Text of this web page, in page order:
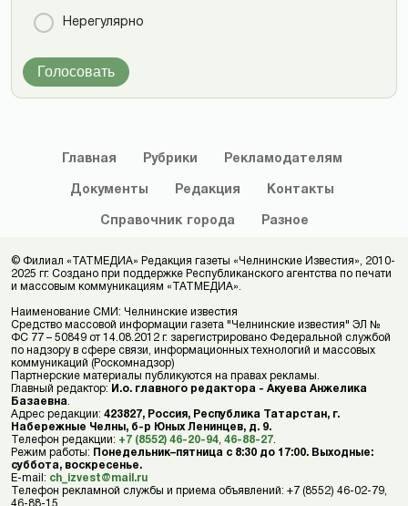
Нерегулярно
Голосовать
Главная Рубрики Рекламодателям
Документы Редакция Контакты
Справочник города Разное
© Филиал «ТАТМЕДИА» Редакция газеты «Челнинские Известия», 2010-
2025 гг. Создано при поддержке Республиканского агентства по печати
и массовым коммуникациям «ТАТМЕДИА».
Наименование СМИ: Челнинские известия
Средство массовой информации газета "Челнинские известия" ЭЛ №
ФС 77 – 50849 от 14.08.2012 г. зарегистрировано Федеральной службой
по надзору в сфере связи, информационных технологий и массовых
коммуникаций (Роскомнадзор)
Партнерские материалы публикуются на правах рекламы.
Главный редактор: И.о. главного редактора - Акуева Анжелика
Базаевна
Адрес редакции: 423827, Россия, Республика Татарстан, г.
Набережные Челны, б-р Юных Ленинцев, д. 9.
Телефон редакции: +7 (8552) 46-20-94 46-88-27
Режим работы: Понедельник–пятница с 8:30 до 17:00. Выходные:
суббота, воскресенье.
E-mail: ch_izvest@mail.ru
Телефон рекламной службы и приема объявлений: +7 (8552) 46-02-79,
46-88-15